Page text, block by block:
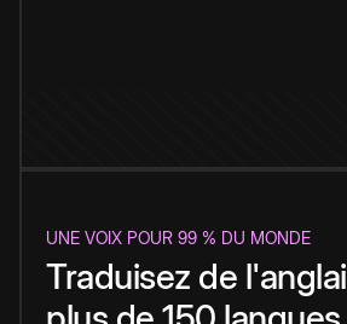
UNE VOIX POUR 99 % DU MONDE
Traduisez de